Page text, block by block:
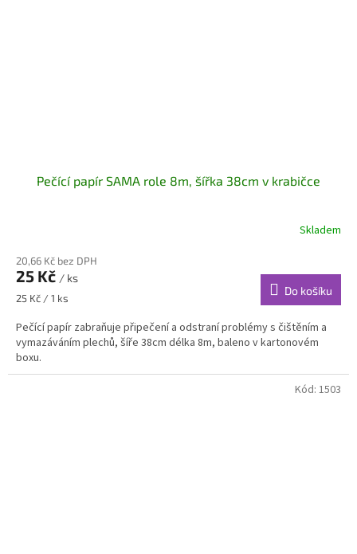
Pečící papír SAMA role 8m, šířka 38cm v krabičce
Skladem
20,66 Kč bez DPH
25 Kč / ks
Měrná
25 Kč / 1 ks
Do košíku
Pečící papír zabraňuje připečení a odstraní problémy s čištěním a
vymazáváním plechů, šíře 38cm délka 8m, baleno v kartonovém
boxu.
Kód: 1503